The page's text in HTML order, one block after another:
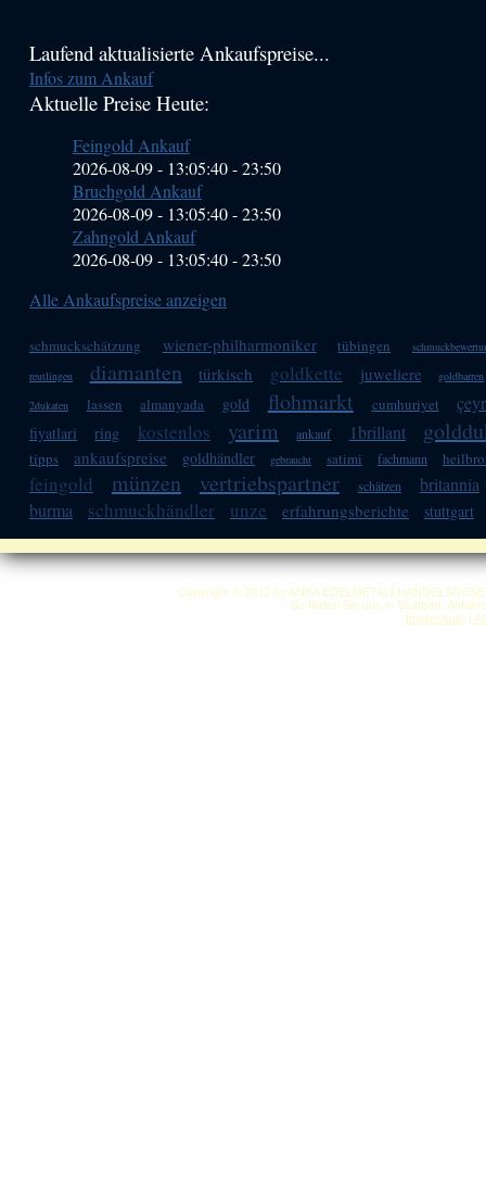
Haupt-
Sidebar
Laufend aktualisierte Ankaufspreise...
Infos zum Ankauf
Aktuelle Preise Heute:
Feingold Ankauf
2026-08-09 - 13:05:40-23:50
Bruchgold Ankauf
2026-08-09 - 13:05:40-23:50
Zahngold Ankauf
2026-08-09 - 13:05:40-23:50
Alle Ankaufspreise anzeigen
schmuckschätzung wiener-philharmoniker tübingen
reutlingen
diamanten türkisch goldkette juweliere
goldbarren
2dukaten
lassen almanyada gold flohmarkt cumhuriyet
fiyatlari ring kostenlos yarim ankauf 1brillant
tipps ankaufspreise goldhändler gebraucht satimi fachmann
feingold münzen vertriebspartner schätzen
britannia
burma
schmuckhändler unze erfahrungsberichte stuttgart
Copyright © 2012 by ANKA
So finden Sie uns in Stuttgart:
Impressum|